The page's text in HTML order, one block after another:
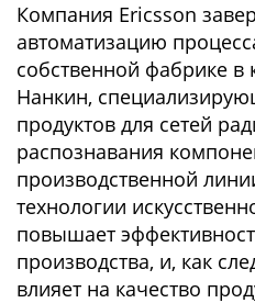
Компания Ericsson
автоматизацию
собственной фабрике в
Нанкин,
продуктов для сетей
распознавания
производственной
технологии
повышает
производства, и, как
влияет на качество